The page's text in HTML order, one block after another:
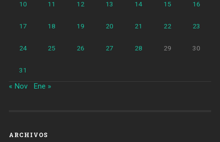
10 11 12 13 14 15 16
17 18 19 20 21 22 23
24 25 26 27 28 29 30
31
« Nov Ene »
ARCHIVOS